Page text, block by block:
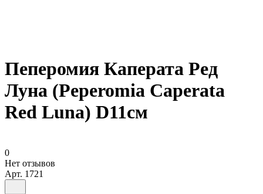
Пеперомия Каперата Ред
Луна (Peperomia Caperata
Red Luna) D11см
0
Нет отзывов
Арт. 1721